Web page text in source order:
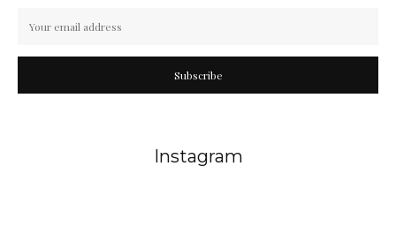
Subscribe
Instagram